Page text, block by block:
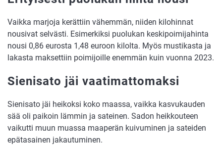
Vaikka marjoja kerättiin vähemmän, niiden kilohinnat
nousivat selvästi. Esimerkiksi puolukan keskipoimijahinta
nousi 0,86 eurosta 1,48 euroon kilolta. Myös mustikasta ja
lakasta maksettiin poimijoille enemmän kuin vuonna 2023.
Sienisato jäi vaatimattomaksi
Sienisato jäi heikoksi koko maassa, vaikka kasvukauden
sää oli paikoin lämmin ja sateinen. Sadon heikkouteen
vaikutti muun muassa maaperän kuivuminen ja sateiden
epätasainen jakautuminen.